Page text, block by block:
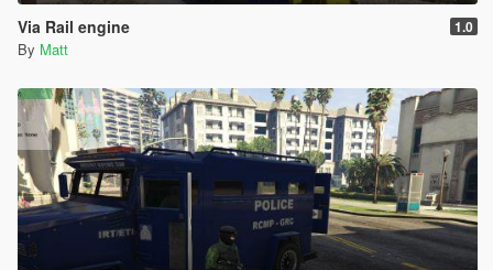
Via Rail engine 1.0
By Matt